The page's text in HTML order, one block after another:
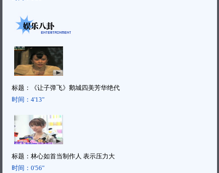
标题：
《让子弹飞》鹅城四美芳华绝代
时间： 4'13"
标题： 林心如首当制作人 表示压力大
时间： 0'56"